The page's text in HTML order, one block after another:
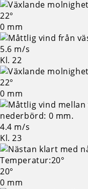
22°
0 mm
5.6 m/s
Kl. 22
22°
0 mm
4.4 m/s
Kl. 23
20°
0 mm